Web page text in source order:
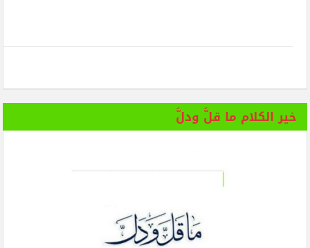
خير الكلام ما قلَّ ودلَّ